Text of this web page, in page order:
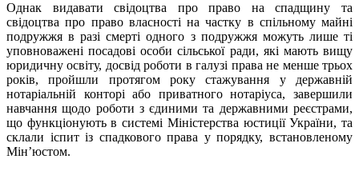
Однак видавати свідоцтва про право на спадщину та
свідоцтва про право власності на частку в спільному майні
подружжя в разі смерті одного з подружжя можуть лише ті
уповноважені посадові особи сільської ради, які мають вищу
юридичну освіту, досвід роботи в галузі права не менше трьох
років, пройшли протягом року стажування у державній
нотаріальній конторі або приватного нотаріуса, завершили
навчання щодо роботи з єдиними та державними реєстрами,
що функціонують в системі Міністерства юстиції України, та
склали іспит із спадкового права у порядку, встановленому
Мін’юстом.